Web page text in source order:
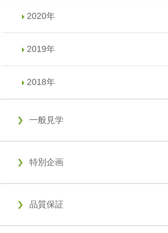
2020年
2019年
2018年
一般見学
特別企画
品質保証